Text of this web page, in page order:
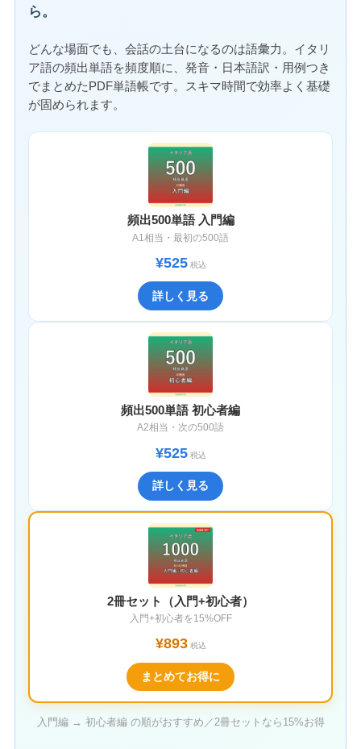
ら。
どんな場面でも、会話の土台になるのは語彙力。イタリ
ア語の頻出単語を頻度順に、発音・日本語訳・用例つき
でまとめたPDF単語帳です。スキマ時間で効率よく基礎
が固められます。
頻出500単語 入門編
A1相当・最初の500語
¥525税込
詳しく見る
頻出500単語 初心者編
A2相当・次の500語
¥525税込
詳しく見る
2冊セット（入門+初心者）
入門+初心者を15%OFF
¥893税込
まとめてお得に
入門編 → 初心者編 の順がおすすめ／2冊セットなら15%お得